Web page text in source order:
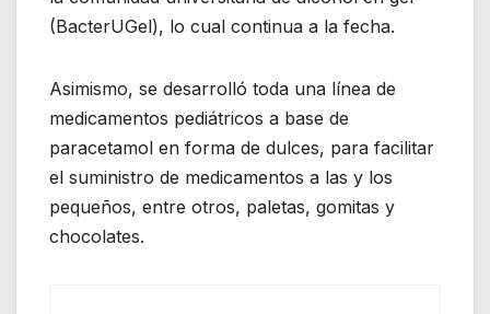
(BacterUGel), lo cual continua a la fecha.
Asimismo, se desarrolló toda una línea de
medicamentos pediátricos a base de
paracetamol en forma de dulces, para facilitar
el suministro de medicamentos a las y los
pequeños, entre otros, paletas, gomitas y
chocolates.